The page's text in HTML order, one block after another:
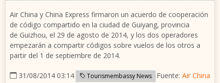
Air China y China Express firmaron un acuerdo de cooperación
de código compartido en la ciudad de Guiyang, provincia
de Guizhou, el 29 de agosto de 2014, y los dos operadores
empezarán a compartir códigos sobre vuelos de los otros a
partir del 1 de septiembre de 2014.
31/08/2014 03:14 Tourismembassy News Fuente: Air China